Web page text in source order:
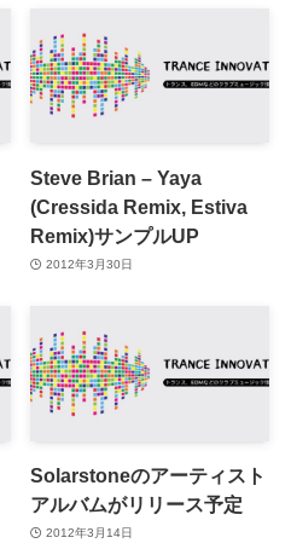
Steve Brian – Yaya
(Cressida Remix, Estiva
Remix)サンプルUP
2012年3月30日
Solarstoneのアーティスト
アルバムがリリース予定
2012年3月14日